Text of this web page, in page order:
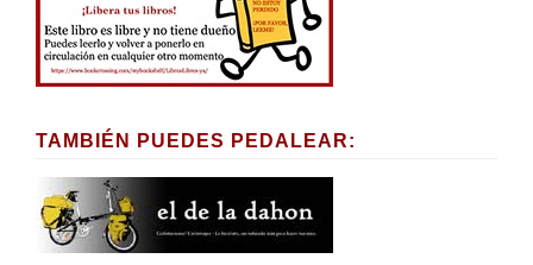
TAMBIÉN PUEDES PEDALEAR: